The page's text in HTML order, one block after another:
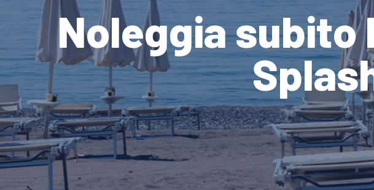
Noleggia subito